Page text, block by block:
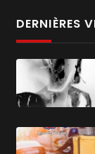
DERNIÈRES